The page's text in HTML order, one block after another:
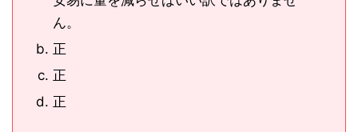
ん。
正
正
正